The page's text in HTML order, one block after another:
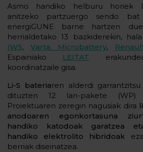
Asmo handiko helburu horiek
anitzeko partzuergo sendo
energiGUNE barne hartzen
herrialdetako 13 bazkiderekin,
IWS,Varta Microbattery,
Espainiako LEITAT
koordinatzaile gisa.
Li-S bateriaren alderdi
dituzten 12 lan-pakete (WP)
Proiektuaren zeregin nagusiak dira
anodoaren egonkortasuna
handiko katodoak garatzea
handiko elektrolito hibridoak
berriak diseinatzea.